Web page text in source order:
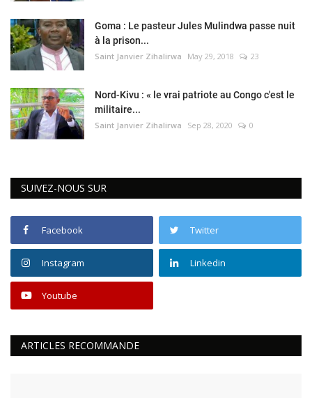
Goma : Le pasteur Jules Mulindwa passe nuit
à la prison...
Saint Janvier Zihalirwa May 29, 2018 23
Nord-Kivu : « le vrai patriote au Congo c'est le
militaire...
Saint Janvier Zihalirwa Sep 28, 2020 0
SUIVEZ-NOUS SUR
Facebook Twitter
Instagram Linkedin
Youtube
ARTICLES RECOMMANDE